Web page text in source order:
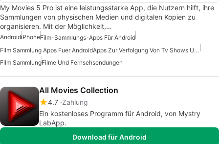
My Movies 5 Pro ist eine leistungsstarke App, die Nutzern hilft, ihre
Sammlungen von physischen Medien und digitalen Kopien zu
organisieren. Mit der Möglichkeit,…
AndroidiPhoneFilm-Sammlungs-Apps Für Android
Film Sammlung Apps Fuer Android
Apps Zur Verfolgung Von Tv Shows Und Filmen
Film SammlungFilme Und Fernsehsendungen
All Movies Collection
4.7 Zahlung
Ein kostenloses Programm für Android, von Mystry
LabApp.
Download für Android